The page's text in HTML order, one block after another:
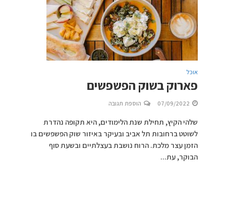
אוכל
פארוק בשוק הפשפשים
07/09/2022 הוספת תגובה
שלהי הקיץ, תחילת שנת הלימודים, היא תקופה נהדרת
לשוטט ברחובות תל אביב ובעיקר באיזור שוק הפשפשים בו
הזמן עצר מלכת. הרוח נושבת בעצלתיים ובשעת סוף
הבוקר, עת...